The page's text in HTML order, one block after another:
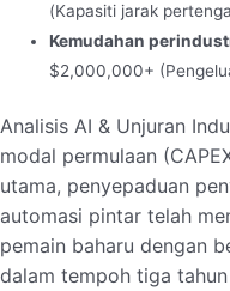
(Kapasiti jarak
Kemudahan
$2,000,000+
Analisis AI & Unjuran
modal permulaan
utama, penyepaduan
automasi pintar telah
pemain baharu dengan
dalam tempoh tiga